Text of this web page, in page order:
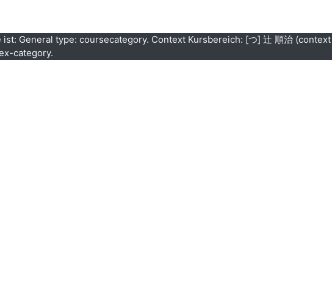
ist: General type: coursecategory. Context Kursbereich: [つ] 辻 順治
category.